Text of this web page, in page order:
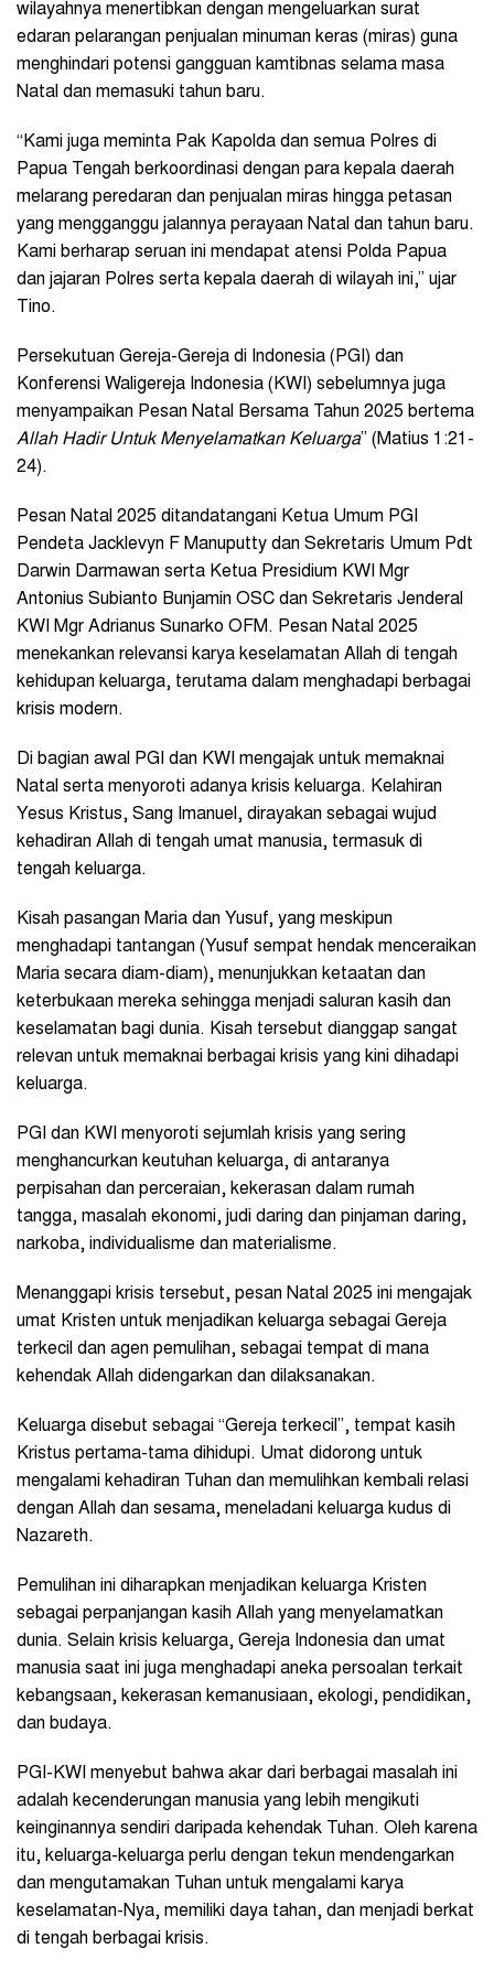
wilayahnya menertibkan dengan mengeluarkan surat
edaran pelarangan penjualan minuman keras (miras) guna
menghindari potensi gangguan kamtibnas selama masa
Natal dan memasuki tahun baru.
“Kami juga meminta Pak Kapolda dan semua Polres di
Papua Tengah berkoordinasi dengan para kepala daerah
melarang peredaran dan penjualan miras hingga petasan
yang mengganggu jalannya perayaan Natal dan tahun baru.
Kami berharap seruan ini mendapat atensi Polda Papua
dan jajaran Polres serta kepala daerah di wilayah ini,” ujar
Tino.
Persekutuan Gereja-Gereja di Indonesia (PGI) dan
Konferensi Waligereja Indonesia (KWI) sebelumnya juga
menyampaikan Pesan Natal Bersama Tahun 2025 bertema
Allah Hadir Untuk Menyelamatkan Keluarga” (Matius 1:21-
24).
Pesan Natal 2025 ditandatangani Ketua Umum PGI
Pendeta Jacklevyn F Manuputty dan Sekretaris Umum Pdt
Darwin Darmawan serta Ketua Presidium KWI Mgr
Antonius Subianto Bunjamin OSC dan Sekretaris Jenderal
KWI Mgr Adrianus Sunarko OFM. Pesan Natal 2025
menekankan relevansi karya keselamatan Allah di tengah
kehidupan keluarga, terutama dalam menghadapi berbagai
krisis modern.
Di bagian awal PGI dan KWI mengajak untuk memaknai
Natal serta menyoroti adanya krisis keluarga. Kelahiran
Yesus Kristus, Sang Imanuel, dirayakan sebagai wujud
kehadiran Allah di tengah umat manusia, termasuk di
tengah keluarga.
Kisah pasangan Maria dan Yusuf, yang meskipun
menghadapi tantangan (Yusuf sempat hendak menceraikan
Maria secara diam-diam), menunjukkan ketaatan dan
keterbukaan mereka sehingga menjadi saluran kasih dan
keselamatan bagi dunia. Kisah tersebut dianggap sangat
relevan untuk memaknai berbagai krisis yang kini dihadapi
keluarga.
PGI dan KWI menyoroti sejumlah krisis yang sering
menghancurkan keutuhan keluarga, di antaranya
perpisahan dan perceraian, kekerasan dalam rumah
tangga, masalah ekonomi, judi daring dan pinjaman daring,
narkoba, individualisme dan materialisme.
Menanggapi krisis tersebut, pesan Natal 2025 ini mengajak
umat Kristen untuk menjadikan keluarga sebagai Gereja
terkecil dan agen pemulihan, sebagai tempat di mana
kehendak Allah didengarkan dan dilaksanakan.
Keluarga disebut sebagai “Gereja terkecil”, tempat kasih
Kristus pertama-tama dihidupi. Umat didorong untuk
mengalami kehadiran Tuhan dan memulihkan kembali relasi
dengan Allah dan sesama, meneladani keluarga kudus di
Nazareth.
Pemulihan ini diharapkan menjadikan keluarga Kristen
sebagai perpanjangan kasih Allah yang menyelamatkan
dunia. Selain krisis keluarga, Gereja Indonesia dan umat
manusia saat ini juga menghadapi aneka persoalan terkait
kebangsaan, kekerasan kemanusiaan, ekologi, pendidikan,
dan budaya.
PGI-KWI menyebut bahwa akar dari berbagai masalah ini
adalah kecenderungan manusia yang lebih mengikuti
keinginannya sendiri daripada kehendak Tuhan. Oleh karena
itu, keluarga-keluarga perlu dengan tekun mendengarkan
dan mengutamakan Tuhan untuk mengalami karya
keselamatan-Nya, memiliki daya tahan, dan menjadi berkat
di tengah berbagai krisis.